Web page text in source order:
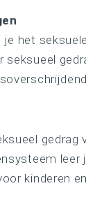
het
seksueel
gedrag
leer
kinderen